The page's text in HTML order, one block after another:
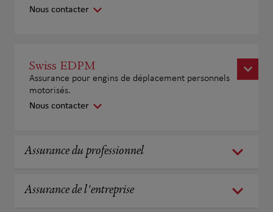
Nous contacter
Swiss EDPM
Assurance pour engins de déplacement personnels
motorisés.
Nous contacter
Assurance du professionnel
Assurance de l'entreprise